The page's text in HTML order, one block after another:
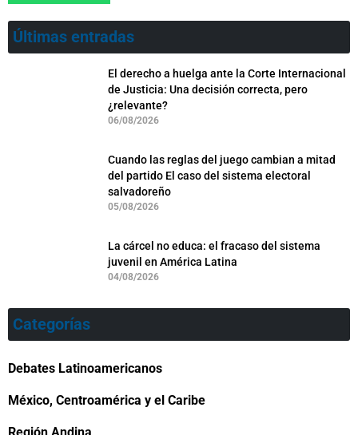
Últimas entradas
El derecho a huelga ante la Corte Internacional
de Justicia: Una decisión correcta, pero
¿relevante?
06/08/2026
Cuando las reglas del juego cambian a mitad
del partido El caso del sistema electoral
salvadoreño
05/08/2026
La cárcel no educa: el fracaso del sistema
juvenil en América Latina
04/08/2026
Categorías
Debates Latinoamericanos
México, Centroamérica y el Caribe